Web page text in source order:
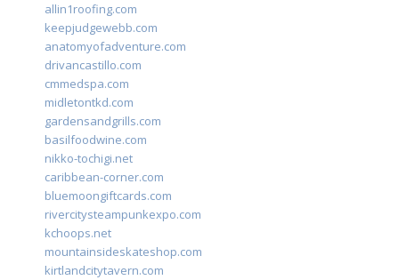
allin1roofing.com
keepjudgewebb.com
anatomyofadventure.com
drivancastillo.com
cmmedspa.com
midletontkd.com
gardensandgrills.com
basilfoodwine.com
nikko-tochigi.net
caribbean-corner.com
bluemoongiftcards.com
rivercitysteampunkexpo.com
kchoops.net
mountainsideskateshop.com
kirtlandcitytavern.com